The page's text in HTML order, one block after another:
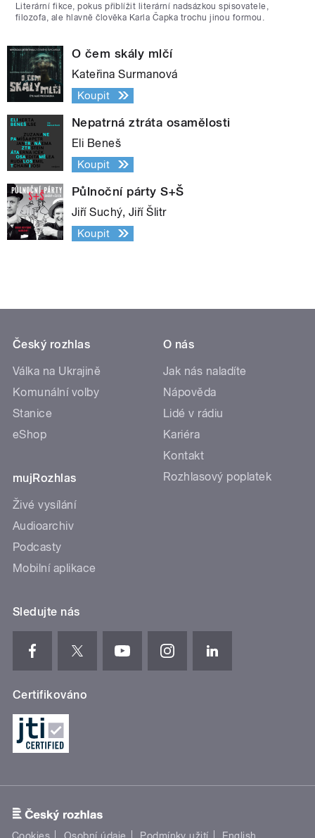
Literární fikce, pokus přiblížit literární nadsázkou spisovatele,
filozofa, ale hlavně člověka Karla Čapka trochu jinou formou.
O čem skály mlčí
Kateřina Surmanová
Koupit
Nepatrná ztráta osamělosti
Eli Beneš
Koupit
Půlnoční párty S+Š
Jiří Suchý, Jiří Šlitr
Koupit
Český rozhlas
Válka na Ukrajině
Komunální volby
Stanice
eShop
mujRozhlas
Živé vysílání
Audioarchiv
Podcasty
Mobilní aplikace
O nás
Jak nás naladíte
Nápověda
Lidé v rádiu
Kariéra
Kontakt
Rozhlasový poplatek
Sledujte nás
Certifikováno